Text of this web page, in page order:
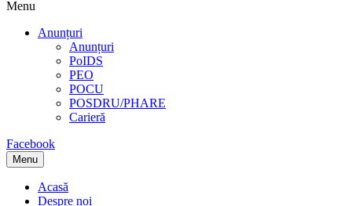
Menu
Anunțuri
Anunțuri
PoIDS
PEO
POCU
POSDRU/PHARE
Carieră
Facebook
Menu
Acasă
Despre noi